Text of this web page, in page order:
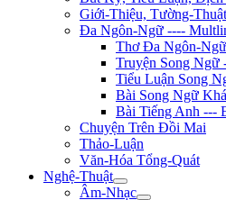
Giới-Thiệu, Tường-
Đa Ngôn-Ngữ ----
Thơ Đa Ngôn-
Truyện Song Ngữ
Tiểu Luận Song
Bài Song Ngữ
Bài Tiếng Anh ---
Chuyện Trên Đồi Mai
Thảo-Luận
Văn-Hóa Tổng-Quát
Nghệ-Thuật
Âm-Nhạc